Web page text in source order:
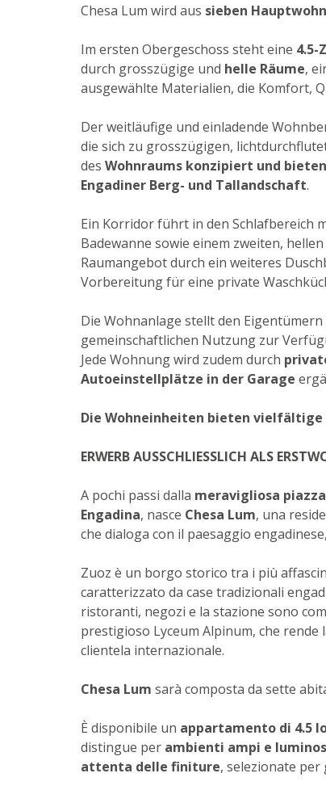
Chesa Lum wird aus sieben
Im ersten Obergeschoss steht eine 4.5-
durch grosszügige und helle Räume,
ausgewählte Materialien, die Komfort, Q
Der weitläufige und einladende
die sich zu grosszügigen,
des Wohnraums konzipiert und
Engadiner Berg- und Tallandschaft.
Ein Korridor führt in den Schlafbereich
Badewanne sowie einem zweiten,
Raumangebot durch ein weiteres
Vorbereitung für eine private
Die Wohnanlage stellt den Eigentümern
gemeinschaftlichen Nutzung zur
Jede Wohnung wird zudem durch
Autoeinstellplätze in der Garage
Die Wohneinheiten bieten
ERWERB AUSSCHLIESSLICH ALS
A pochi passi dalla meravigliosa piazza
Engadina, nasce Chesa Lum, una
che dialoga con il paesaggio
Zuoz è un borgo storico tra i più
caratterizzato da case tradizionali
ristoranti, negozi e la stazione sono
prestigioso Lyceum Alpinum, che
clientela internazionale.
Chesa Lum sarà composta da sette
È disponibile un appartamento di 4.5
distingue per ambienti ampi e
attenta delle finiture, selezionate